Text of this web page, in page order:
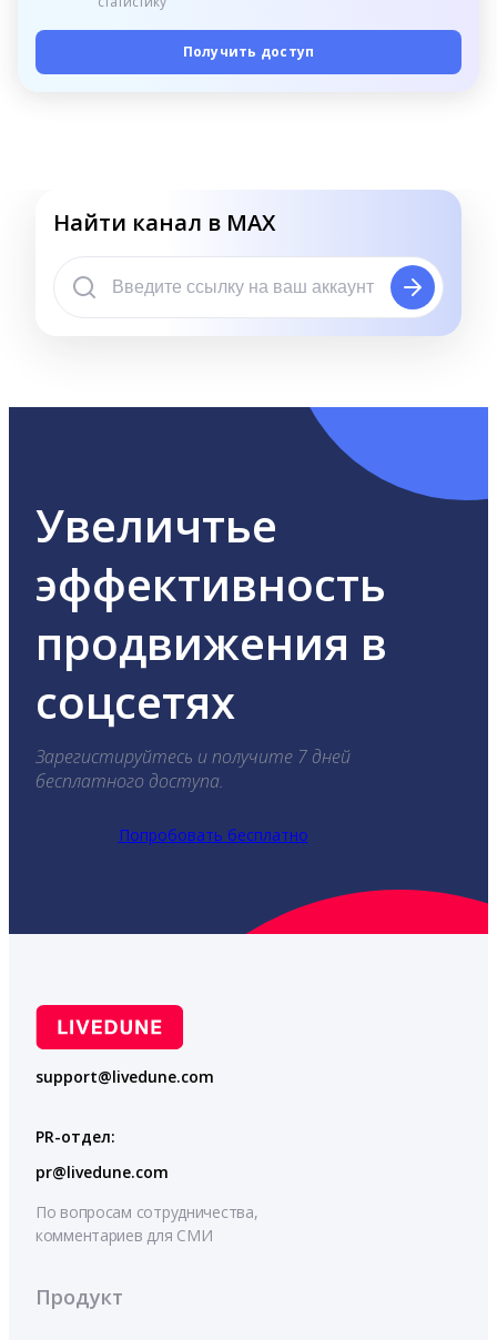
Получить доступ
Найти канал в MAX
Увеличтье
эффективность
продвижения в
соцсетях
Зарегистируйтесь и получите 7 дней
бесплатного доступа.
Попробовать бесплатно
support@livedune.com
PR-отдел:
pr@livedune.com
По вопросам сотрудничества,
комментариев для СМИ
Продукт